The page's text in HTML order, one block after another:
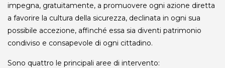
impegna, gratuitamente, a promuovere ogni azione diretta
a favorire la cultura della sicurezza, declinata in ogni sua
possibile accezione, affinché essa sia diventi patrimonio
condiviso e consapevole di ogni cittadino.
Sono quattro le principali aree di intervento: